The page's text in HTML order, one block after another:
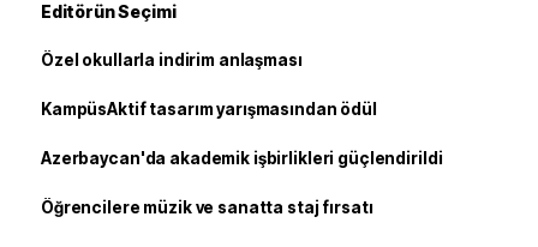
Editörün Seçimi
Özel okullarla indirim anlaşması
KampüsAktif tasarım yarışmasından ödül
Azerbaycan'da akademik işbirlikleri güçlendirildi
Öğrencilere müzik ve sanatta staj fırsatı